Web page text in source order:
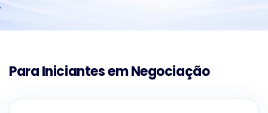
Para Iniciantes em Negociação